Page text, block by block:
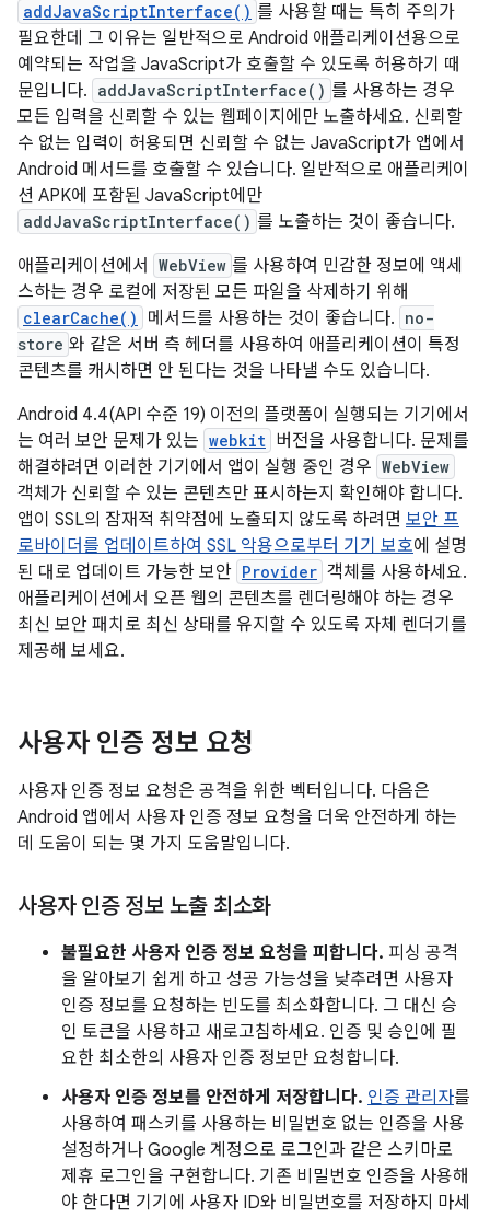
addJavaScriptInterface() 를 사용할 때는 특히 주의가
필요한데 그 이유는 일반적으로 Android 애플리케이션용으로
예약되는 작업을 JavaScript가 호출할 수 있도록 허용하기 때
문입니다. addJavaScriptInterface() 를 사용하는 경우
모든 입력을 신뢰할 수 있는 웹페이지에만 노출하세요. 신뢰할
수 없는 입력이 허용되면 신뢰할 수 없는 JavaScript가 앱에서
Android 메서드를 호출할 수 있습니다. 일반적으로 애플리케이
션 APK에 포함된 JavaScript에만
addJavaScriptInterface() 를 노출하는 것이 좋습니다.
애플리케이션에서
WebView 를 사용하여 민감한 정보에 액세
스하는 경우 로컬에 저장된 모든 파일을 삭제하기 위해
clearCache() 메서드를 사용하는 것이 좋습니다. no-
store 와 같은 서버 측 헤더를 사용하여 애플리케이션이 특정
콘텐츠를 캐시하면 안 된다는 것을 나타낼 수도 있습니다.
Android 4.4(API 수준 19) 이전의 플랫폼이 실행되는 기기에서
는 여러 보안 문제가 있는 webkit 버전을 사용합니다. 문제를
해결하려면 이러한 기기에서 앱이 실행 중인 경우 WebView
객체가 신뢰할 수 있는 콘텐츠만 표시하는지 확인해야 합니다.
앱이 SSL의 잠재적 취약점에 노출되지 않도록 하려면 보안 프
로바이더를 업데이트하여 SSL 악용으로부터 기기 보호에 설명
된 대로 업데이트 가능한 보안 Provider 객체를 사용하세요.
애플리케이션에서 오픈 웹의 콘텐츠를 렌더링해야 하는 경우
최신 보안 패치로 최신 상태를 유지할 수 있도록 자체 렌더기를
제공해 보세요.
사용자 인증 정보 요청
사용자 인증 정보 요청은 공격을 위한 벡터입니다. 다음은
Android 앱에서 사용자 인증 정보 요청을 더욱 안전하게 하는
데 도움이 되는 몇 가지 도움말입니다.
사용자 인증 정보 노출 최소화
불필요한 사용자 인증 정보 요청을 피합니다. 피싱 공격
을 알아보기 쉽게 하고 성공 가능성을 낮추려면 사용자
인증 정보를 요청하는 빈도를 최소화합니다. 그 대신 승
인 토큰을 사용하고 새로고침하세요. 인증 및 승인에 필
요한 최소한의 사용자 인증 정보만 요청합니다.
사용자 인증 정보를 안전하게 저장합니다. 인증 관리자를
사용하여 패스키를 사용하는 비밀번호 없는 인증을 사용
설정하거나 Google 계정으로 로그인과 같은 스키마로
제휴 로그인을 구현합니다. 기존 비밀번호 인증을 사용해
야 한다면 기기에 사용자 ID와 비밀번호를 저장하지 마세